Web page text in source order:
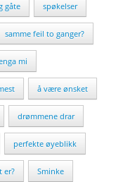
gåte spøkelser
samme feil to ganger?
mi
å være ønsket
drømmene drar
perfekte øyeblikk
er? Sminke